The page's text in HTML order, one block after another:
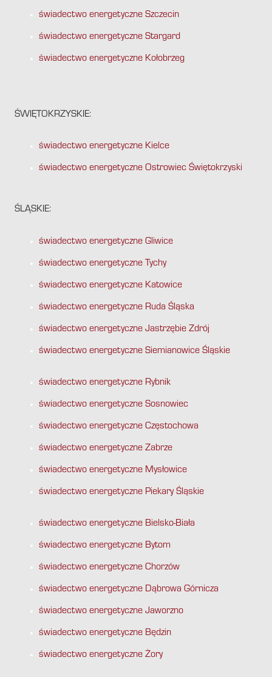
świadectwo energetyczne Szczecin
świadectwo energetyczne Stargard
świadectwo energetyczne Kołobrzeg
ŚWIĘTOKRZYSKIE:
świadectwo energetyczne Kielce
świadectwo energetyczne Ostrowiec Świętokrzyski
ŚLĄSKIE:
świadectwo energetyczne Gliwice
świadectwo energetyczne Tychy
świadectwo energetyczne Katowice
świadectwo energetyczne Ruda Śląska
świadectwo energetyczne Jastrzębie Zdrój
świadectwo energetyczne Siemianowice Śląskie
świadectwo energetyczne Rybnik
świadectwo energetyczne Sosnowiec
świadectwo energetyczne Częstochowa
świadectwo energetyczne Zabrze
świadectwo energetyczne Mysłowice
świadectwo energetyczne Piekary Śląskie
świadectwo energetyczne Bielsko-Biała
świadectwo energetyczne Bytom
świadectwo energetyczne Chorzów
świadectwo energetyczne Dąbrowa Górnicza
świadectwo energetyczne Jaworzno
świadectwo energetyczne Będzin
świadectwo energetyczne Żory